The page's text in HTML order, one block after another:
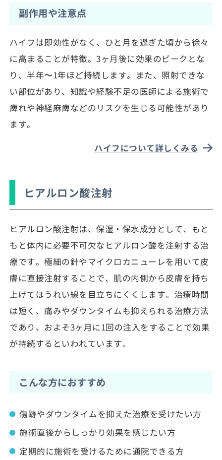
副作用や注意点
ハイフは即効性がなく、ひと月を過ぎた頃から徐々
に高まることが特徴。3ヶ月後に効果のピークとな
り、半年〜1年ほど持続します。また、照射できな
い部位があり、知識や経験不足の医師による施術で
痺れや神経麻痺などのリスクを生じる可能性があり
ます。
ハイフについて詳しくみる
ヒアルロン酸注射
ヒアルロン酸注射は、保湿・保水成分として、もと
もと体内に必要不可欠なヒアルロン酸を注射する治
療です。極細の針やマイクロカニューレを用いて皮
膚に直接注射することで、肌の内側から皮膚を持ち
上げてほうれい線を目立ちにくくします。治療時間
は短く、痛みやダウンタイムも抑えられる治療方法
であり、およそ3ヶ月に1回の注入をすることで効果
が持続するといわれています。
こんな方におすすめ
傷跡やダウンタイムを抑えた治療を受けたい方
施術直後からしっかり効果を感じたい方
定期的に施術を受けるために通院できる方